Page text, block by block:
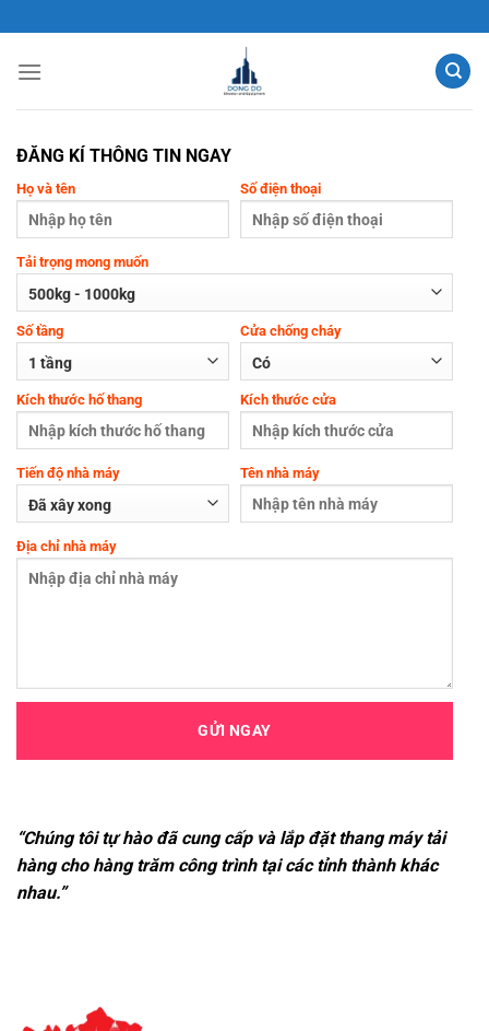
đến
nội
ĐĂNG KÍ THÔNG TIN NGAY
Họ và tên Số điện thoại
Tải trọng mong muốn
Số tầng Cửa chống cháy
Kích thước hố thang Kích thước cửa
Tiến độ nhà máy Tên nhà máy
Địa chỉ nhà máy
“Chúng tôi tự hào đã cung cấp và lắp đặt thang máy tải
hàng cho hàng trăm công trình tại các tỉnh thành khác
nhau.”